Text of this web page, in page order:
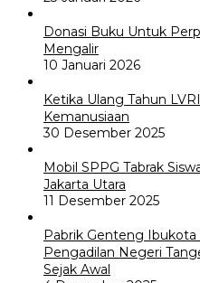
Donasi Buku Untuk
Mengalir
10 Januari 2026
Ketika Ulang Tahun
Kemanusiaan
30 Desember 2025
Mobil SPPG Tabrak
Jakarta Utara
11 Desember 2025
Pabrik Genteng Ibukota
Pengadilan Negeri
Sejak Awal